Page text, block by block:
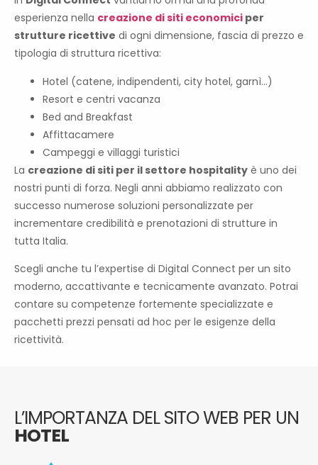
esperienza nella creazione di siti economici per
strutture ricettive di ogni dimensione, fascia di prezzo e
tipologia di struttura ricettiva:
Hotel (catene, indipendenti, city hotel, garnì…)
Resort e centri vacanza
Bed and Breakfast
Affittacamere
Campeggi e villaggi turistici
La creazione di siti per il settore hospitality è uno dei
nostri punti di forza. Negli anni abbiamo realizzato con
successo numerose soluzioni personalizzate per
incrementare credibilità e prenotazioni di strutture in
tutta Italia.
Scegli anche tu l’expertise di Digital Connect per un sito
moderno, accattivante e tecnicamente avanzato. Potrai
contare su competenze fortemente specializzate e
pacchetti prezzi pensati ad hoc per le esigenze della
ricettività.
L’IMPORTANZA DEL SITO WEB PER UN
HOTEL